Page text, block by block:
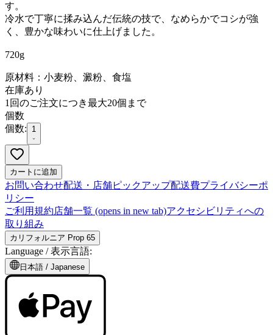
す。
冷水で丁寧に揉み込んだ伝統の技で、なめらかでコシが強
く、豊かな味わいに仕上げました。
720g
原材料：小麦粉、澱粉、食塩
在庫あり
1回のご注文につき最大20個まで
個数
個数:
1
カートに追加
お問い合わせ配送・店舗ピックアップ配送費プライバシーポ
リシー
ご利用規約店舗一覧 (opens in new tab)アクセシビリティへの
取り組み
カリフォルニア Prop 65
Language /表示言語:
日本語 / Japanese